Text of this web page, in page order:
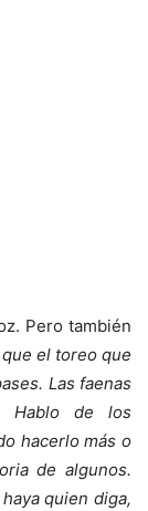
Pero también
que el toreo que
Las faenas
Hablo de los
hacerlo más o
de algunos.
quien diga,